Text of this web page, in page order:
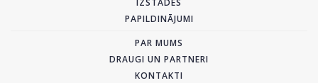
IZSTĀDES
PAPILDINĀJUMI
PAR MUMS
DRAUGI UN PARTNERI
KONTAKTI